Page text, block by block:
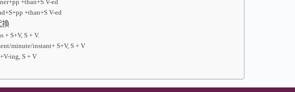
+than+S V-ed
+than+S V-ed
換
+ S+V, S + V.
minute/instant+ S+V, S + V
ing, S + V